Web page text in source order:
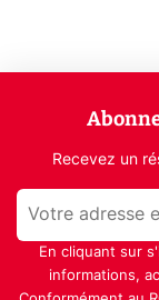
Recevez un
En cliquant sur
informations,